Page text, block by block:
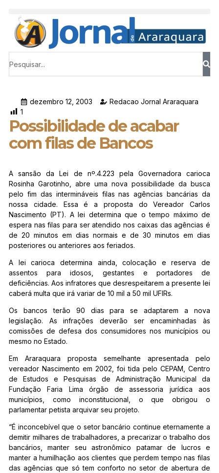
dezembro 12, 2003
Redacao Jornal Araraquara
1
Possibilidade de acabar
com filas de Bancos
A sansão da Lei de nº.4.223 pela Governadora carioca
Rosinha Garotinho, abre uma nova possibilidade da busca
pelo fim das intermináveis filas nas agências bancárias da
nossa cidade. Essa é a proposta do Vereador Carlos
Nascimento (PT). A lei determina que o tempo máximo de
espera nas filas para ser atendido nos caixas das agências é
de 20 minutos em dias normais e de 30 minutos em dias
posteriores ou anteriores aos feriados.
A lei carioca determina ainda, colocação e reserva de
assentos para idosos, gestantes e portadores de
deficiências. Aos infratores que desrespeitarem a presente lei
caberá multa que irá variar de 10 mil a 50 mil UFIRs.
Os bancos terão 90 dias para se adaptarem a nova
legislação. As infrações deverão ser encaminhadas às
comissões de defesa dos consumidores nos municípios ou
mesmo no Estado.
Em Araraquara proposta semelhante apresentada pelo
vereador Nascimento em 2002, foi tida pelo CEPAM, Centro
de Estudos e Pesquisas de Administração Municipal da
Fundação Faria Lima órgão de assessoria jurídica aos
municípios, como inconstitucional, o que obrigou o
parlamentar petista arquivar seu projeto.
“É inconcebível que o setor bancário continue eternamente a
demitir milhares de trabalhadores, a precarizar o trabalho dos
bancários, manter seu astronômico patamar de lucros e
manter a humilhação aos clientes que perdem tempo nas filas
das agências que só tem conforto no setor de abertura de